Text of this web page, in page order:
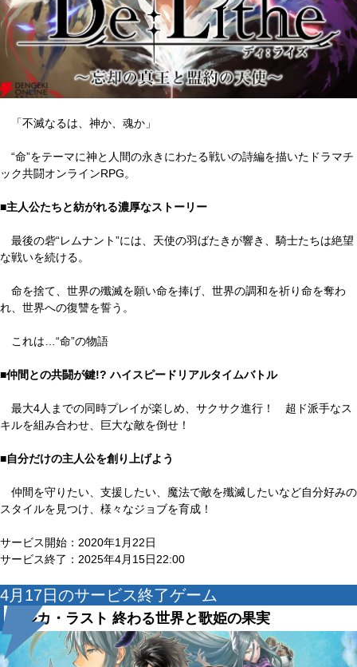
「不滅なるは、神か、魂か」
“命”をテーマに神と人間の永きにわたる戦いの詩編を描いたドラマチ
ック共闘オンラインRPG。
■主人公たちと紡がれる濃厚なストーリー
最後の砦“レムナント”には、天使の羽ばたきが響き、騎士たちは絶望
な戦いを続ける。
命を捨て、世界の殲滅を願い命を捧げ、世界の調和を祈り命を奪わ
れ、世界への復讐を誓う。
これは…“命”の物語
■仲間との共闘が鍵!? ハイスピードリアルタイムバトル
最大4人までの同時プレイが楽しめ、サクサク進行！ 超ド派手なス
キルを組み合わせ、巨大な敵を倒せ！
■自分だけの主人公を創り上げよう
仲間を守りたい、支援したい、魔法で敵を殲滅したいなど自分好みの
スタイルを見つけ、様々なジョブを育成！
サービス開始：2020年1月22日
サービス終了：2025年4月15日22:00
4月17日のサービス終了ゲーム
アルカ・ラスト 終わる世界と歌姫の果実